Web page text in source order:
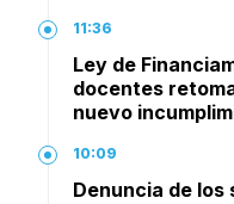
11:36
Ley de
docentes
nuevo
10:09
Denuncia de los